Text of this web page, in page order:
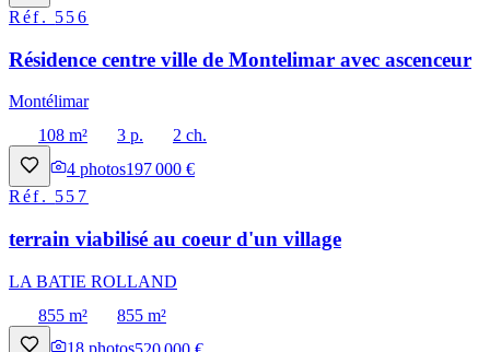
Réf. 556
Résidence centre ville de Montelimar avec ascenceur
Montélimar
108 m²
3 p.
2 ch.
4 photos197 000 €
Réf. 557
terrain viabilisé au coeur d'un village
LA BATIE ROLLAND
855 m²
855 m²